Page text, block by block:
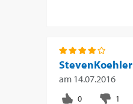
StevenKoehler
am 14.07.2016